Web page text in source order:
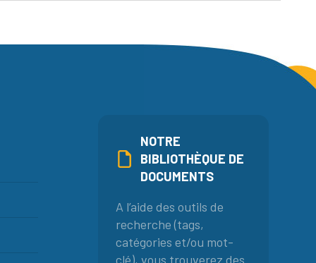
NOTRE
BIBLIOTHÈQUE DE
DOCUMENTS
A l’aide des outils de
recherche (tags,
catégories et/ou mot-
clé), vous trouverez des